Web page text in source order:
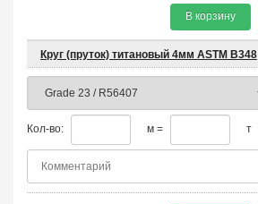
В корзину
Круг (пруток) титановый 4мм ASTM B348
Кол-во: м = т